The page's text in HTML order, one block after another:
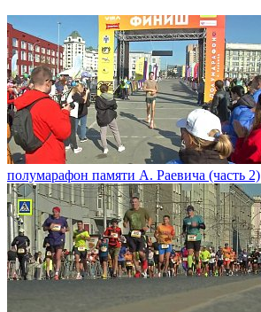
полумарафон памяти А. Раевича (часть 2)